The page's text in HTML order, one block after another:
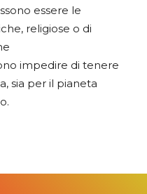
essere le
religiose o di
impedire di tenere
sia per il pianeta